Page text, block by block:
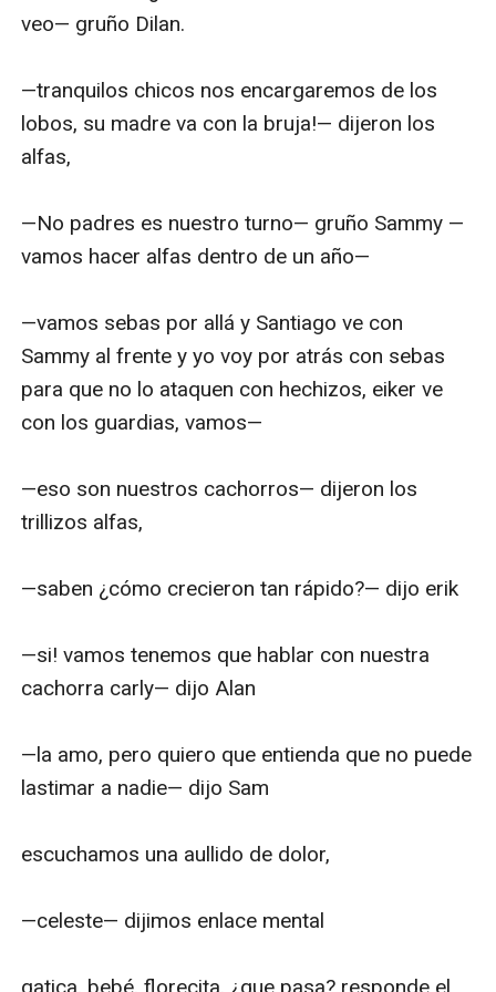
veo— gruño Dilan.
—tranquilos chicos nos encargaremos de los
lobos, su madre va con la bruja!— dijeron los
alfas,
—No padres es nuestro turno— gruño Sammy —
vamos hacer alfas dentro de un año—
—vamos sebas por allá y Santiago ve con
Sammy al frente y yo voy por atrás con sebas
para que no lo ataquen con hechizos, eiker ve
con los guardias, vamos—
—eso son nuestros cachorros— dijeron los
trillizos alfas,
—saben ¿cómo crecieron tan rápido?— dijo erik
—si! vamos tenemos que hablar con nuestra
cachorra carly— dijo Alan
—la amo, pero quiero que entienda que no puede
lastimar a nadie— dijo Sam
escuchamos una aullido de dolor,
—celeste— dijimos enlace mental
gatica, bebé, florecita, ¿que pasa? responde el